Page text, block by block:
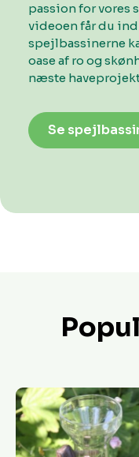
passion for vores
videoen får du
spejlbassinerne
oase af ro og
næste
Se